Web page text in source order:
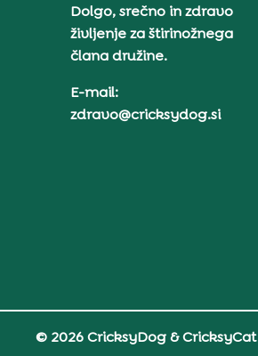
Dolgo, srečno in zdravo
življenje za štirinožnega
člana družine.
E-mail:
zdravo@cricksydog.si
© 2026 CricksyDog & CricksyCat